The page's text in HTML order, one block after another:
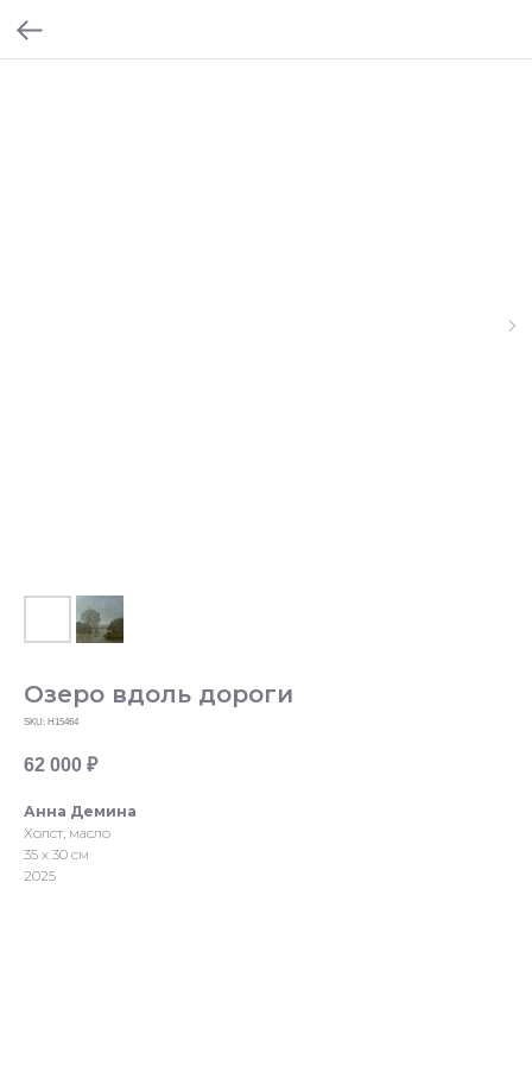
Озеро вдоль дороги
SKU: Н15464
62 000 ₽
Анна Демина
Холст, масло
35 х 30 см
2025